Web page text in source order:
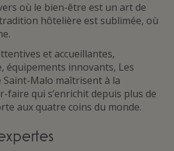
où le bien-être est un art de
hôtelière est sublimée, où
et accueillantes,
équipements innovants, Les
Malo maîtrisent à la
faire qui s’enrichit depuis plus de
aux quatre coins du monde.